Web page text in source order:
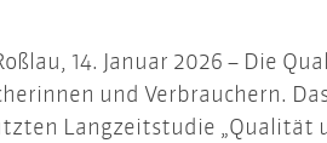
14. Januar 2026 – Die
und Verbrauchern.
Langzeitstudie „Qualität